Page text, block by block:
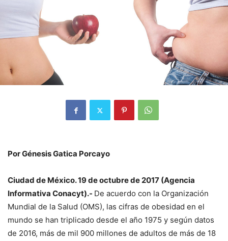
Por Génesis Gatica Porcayo
Ciudad de México. 19 de octubre de 2017 (Agencia
Informativa Conacyt).- De acuerdo con la Organización
Mundial de la Salud (OMS), las cifras de obesidad en el
mundo se han triplicado desde el año 1975 y según datos
de 2016, más de mil 900 millones de adultos de más de 18